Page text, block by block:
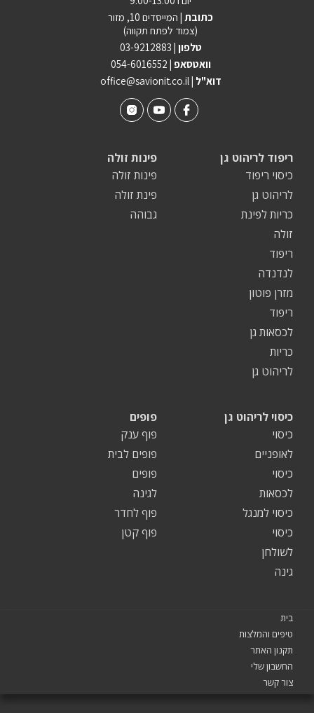
כתובת | המייסדים 10, מזור
(צמוד לפתח תקווה)
טלפון | 03-9212883
וואטסאפ | 054-6016552
office@savionit.co.il | דוא"ל
פינות זולה
פינות זולה
פינת זולה
גבוהה
ריפוד לריהוט גן
כיסוי ריפוד
לריהוט גן
כריות לפינת
זולה
ריפוד
לנדנדה
מזרן פוטון
ריפוד
לכסאות גן
כריות
לריהוט גן
פופים
פוף ענק
פופים לבית
פופים
לגינה
פוף לחדר
פוף קטן
כיסוי לריהוט גן
כיסוי
לאופניים
כיסוי
לכסאות
כיסוי למנגל
כיסוי
לשולחן
גינה
בית
טיפים והמלצות
תקנון האתר
החשבון שלי
צור קשר